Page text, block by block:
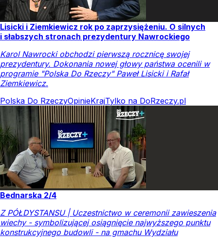
Lisicki i Ziemkiewicz rok po zaprzysiężeniu. O silnych
i słabszych stronach prezydentury Nawrockiego
Karol Nawrocki obchodzi pierwszą rocznicę swojej
prezydentury. Dokonania nowej głowy państwa ocenili w
programie "Polska Do Rzeczy" Paweł Lisicki i Rafał
Ziemkiewicz.
Polska Do RzeczyOpinieKrajTylko na DoRzeczy.pl
Bednarska 2/4
Z PÓŁDYSTANSU | Uczestnictwo w ceremonii zawieszenia
wiechy - symbolizującej osiągnięcie najwyższego punktu
konstrukcyjnego budowli - na gmachu Wydziału